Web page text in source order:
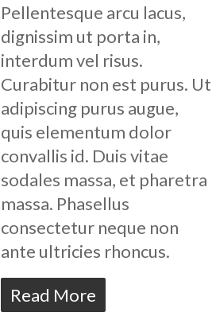
Pellentesque arcu lacus,
dignissim ut porta in,
interdum vel risus.
Curabitur non est purus. Ut
adipiscing purus augue,
quis elementum dolor
convallis id. Duis vitae
sodales massa, et pharetra
massa. Phasellus
consectetur neque non
ante ultricies rhoncus.
Read More